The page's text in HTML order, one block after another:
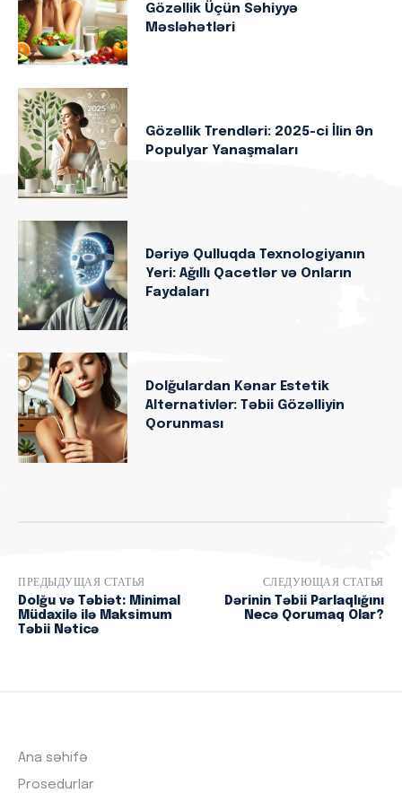
Gözəllik Üçün Səhiyyə
Məsləhətləri
Gözəllik Trendləri: 2025-ci İlin Ən
Populyar Yanaşmaları
Dəriyə Qulluqda Texnologiyanın
Yeri: Ağıllı Qacetlər və Onların
Faydaları
Dolğulardan Kənar Estetik
Alternativlər: Təbii Gözəlliyin
Qorunması
ПРЕДЫДУЩАЯ СТАТЬЯ
Dolğu və Təbiət: Minimal
Müdaxilə ilə Maksimum
Təbii Nəticə
СЛЕДУЮЩАЯ СТАТЬЯ
Dərinin Təbii Parlaqlığını
Necə Qorumaq Olar?
Ana səhifə
Prosedurlar